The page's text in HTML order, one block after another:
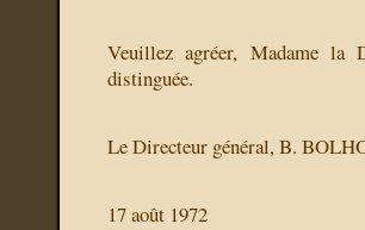
Veuillez agréer, Madame la
distinguée.
Le Directeur général, B.
17 août 1972